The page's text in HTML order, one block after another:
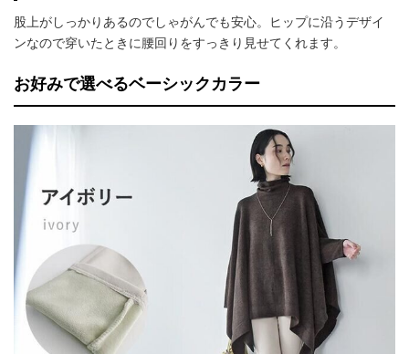
股上がしっかりあるのでしゃがんでも安心。ヒップに沿うデザイ
ンなので穿いたときに腰回りをすっきり見せてくれます。
お好みで選べるベーシックカラー